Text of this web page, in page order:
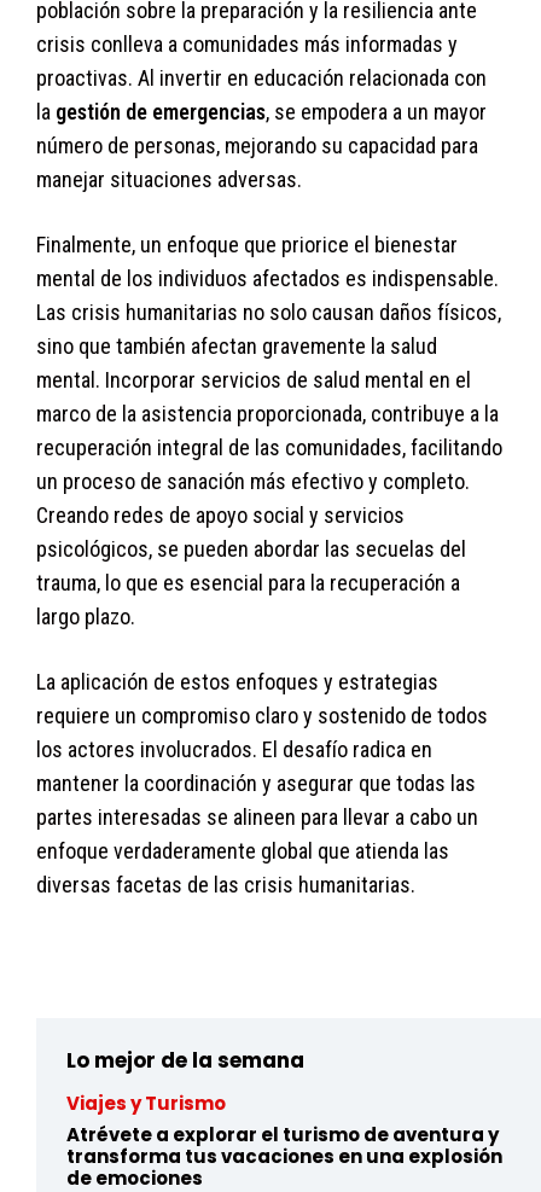
población sobre la preparación y la resiliencia ante
crisis conlleva a comunidades más informadas y
proactivas. Al invertir en educación relacionada con
la gestión de emergencias, se empodera a un mayor
número de personas, mejorando su capacidad para
manejar situaciones adversas.
Finalmente, un enfoque que priorice el bienestar
mental de los individuos afectados es indispensable.
Las crisis humanitarias no solo causan daños físicos,
sino que también afectan gravemente la salud
mental. Incorporar servicios de salud mental en el
marco de la asistencia proporcionada, contribuye a la
recuperación integral de las comunidades, facilitando
un proceso de sanación más efectivo y completo.
Creando redes de apoyo social y servicios
psicológicos, se pueden abordar las secuelas del
trauma, lo que es esencial para la recuperación a
largo plazo.
La aplicación de estos enfoques y estrategias
requiere un compromiso claro y sostenido de todos
los actores involucrados. El desafío radica en
mantener la coordinación y asegurar que todas las
partes interesadas se alineen para llevar a cabo un
enfoque verdaderamente global que atienda las
diversas facetas de las crisis humanitarias.
Lo mejor de la semana
Viajes y Turismo
Atrévete a explorar el turismo de aventura y
transforma tus vacaciones en una explosión
de emociones